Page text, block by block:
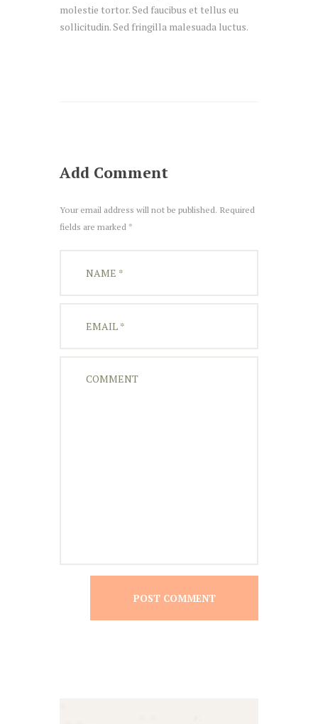
molestie tortor. Sed faucibus et tellus eu
sollicitudin. Sed fringilla malesuada luctus.
Add Comment
Your email address will not be published. Required
fields are marked *